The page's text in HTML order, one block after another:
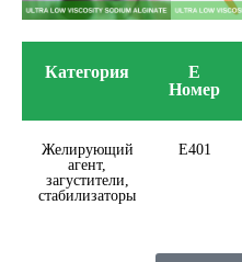
Категория
E
Номер
Желирующий
агент,
загустители,
стабилизаторы
E401